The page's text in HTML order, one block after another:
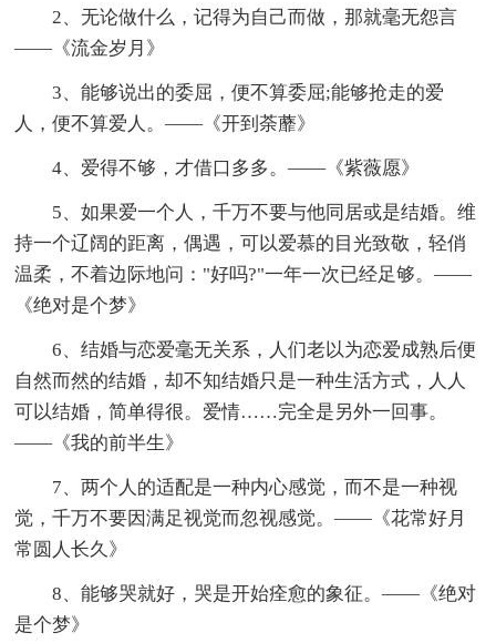
2、无论做什么，记得为自己而做，那就毫无怨言
——《流金岁月》
3、能够说出的委屈，便不算委屈;能够抢走的爱
人，便不算爱人。——《开到荼蘼》
4、爱得不够，才借口多多。——《紫薇愿》
5、如果爱一个人，千万不要与他同居或是结婚。维
持一个辽阔的距离，偶遇，可以爱慕的目光致敬，轻俏
温柔，不着边际地问："好吗?"一年一次已经足够。——
《绝对是个梦》
6、结婚与恋爱毫无关系，人们老以为恋爱成熟后便
自然而然的结婚，却不知结婚只是一种生活方式，人人
可以结婚，简单得很。爱情……完全是另外一回事。
——《我的前半生》
7、两个人的适配是一种内心感觉，而不是一种视
觉，千万不要因满足视觉而忽视感觉。——《花常好月
常圆人长久》
8、能够哭就好，哭是开始痊愈的象征。——《绝对
是个梦》